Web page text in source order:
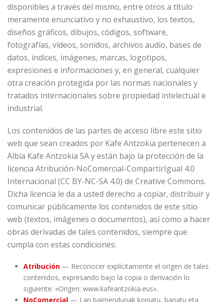
disponibles a través del mismo, entre otros a título
meramente enunciativo y no exhaustivo, los textos,
diseños gráficos, dibujos, códigos, software,
fotografías, vídeos, sonidos, archivos audio, bases de
datos, índices, imágenes, marcas, logotipos,
expresiones e informaciones y, en general, cualquier
otra creación protegida por las normas nacionales y
tratados internacionales sobre propiedad intelectual e
industrial.
Los contenidos de las partes de acceso libre este sitio
web que sean creados por Kafe Antzokia pertenecen a
Albia Kafe Antzokia SA y están bajo la protección de la
licencia Atribución-NoComercial-CompartirIgual 4.0
Internacional (CC BY-NC-SA 4.0) de Creative Commons.
Dicha licencia le da a usted derecho a copiar, distribuir y
comunicar públicamente los contenidos de este sitio
web (textos, imágenes o documentos), así como a hacer
obras derivadas de tales contenidos, siempre que
cumpla con estas condiciones:
Atribución— Reconocer explícitamente el origen de tales
contenidos, expresando bajo la copia o derivación lo
siguiente: «Origen: www.kafeantzokia.eus».
NoComercial — Lan baimendunak kopiatu, banatu eta